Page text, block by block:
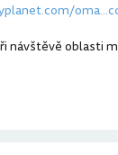
návštěvě oblasti